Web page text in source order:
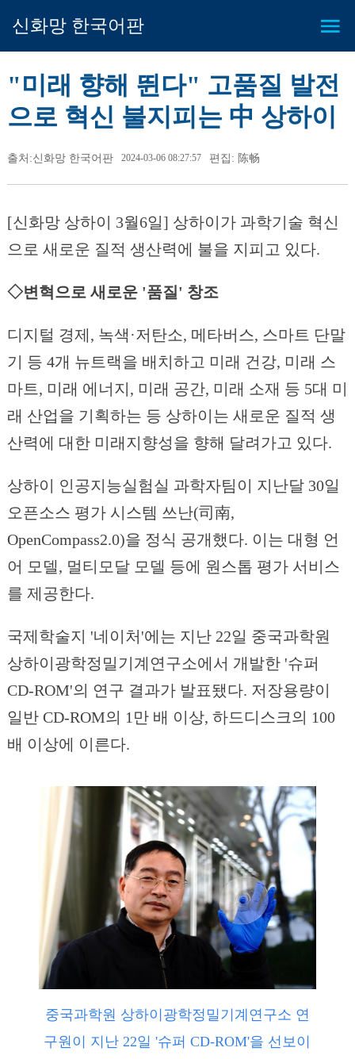
신화망 한국어판
"미래 향해 뛴다" 고품질 발전
으로 혁신 불지피는 中 상하이
출처:신화망 한국어판 2024-03-06 08:27:57 편집: 陈畅
[신화망 상하이 3월6일] 상하이가 과학기술 혁신
으로 새로운 질적 생산력에 불을 지피고 있다.
◇변혁으로 새로운 '품질' 창조
디지털 경제, 녹색·저탄소, 메타버스, 스마트 단말
기 등 4개 뉴트랙을 배치하고 미래 건강, 미래 스
마트, 미래 에너지, 미래 공간, 미래 소재 등 5대 미
래 산업을 기획하는 등 상하이는 새로운 질적 생
산력에 대한 미래지향성을 향해 달려가고 있다.
상하이 인공지능실험실 과학자팀이 지난달 30일
오픈소스 평가 시스템 쓰난(司南,
OpenCompass2.0)을 정식 공개했다. 이는 대형 언
어 모델, 멀티모달 모델 등에 원스톱 평가 서비스
를 제공한다.
국제학술지 '네이처'에는 지난 22일 중국과학원
상하이광학정밀기계연구소에서 개발한 '슈퍼
CD-ROM'의 연구 결과가 발표됐다. 저장용량이
일반 CD-ROM의 1만 배 이상, 하드디스크의 100
배 이상에 이른다.
중국과학원 상하이광학정밀기계연구소 연
구원이 지난 22일 '슈퍼 CD-ROM'을 선보이